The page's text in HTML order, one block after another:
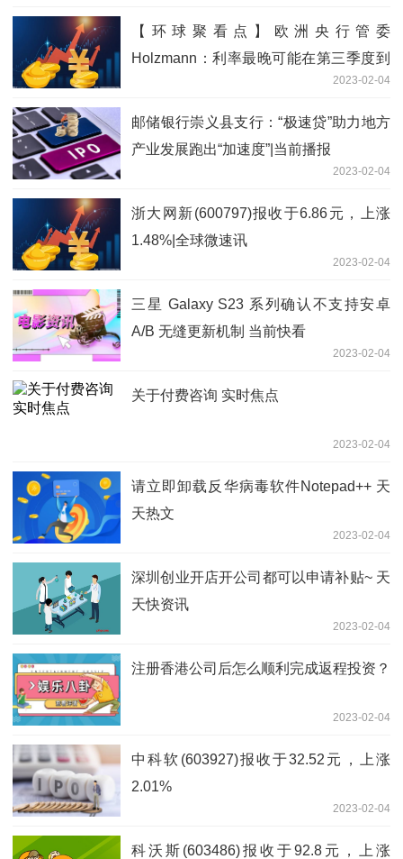
【环球聚看点】欧洲央行管委
Holzmann：利率最晚可能在第三季度到
2023-02-04
邮储银行崇义县支行：“极速贷”助力地方
产业发展跑出“加速度”|当前播报
2023-02-04
浙大网新(600797)报收于6.86元，上涨
1.48%|全球微速讯
2023-02-04
三星 Galaxy S23 系列确认不支持安卓
A/B 无缝更新机制 当前快看
2023-02-04
关于付费咨询 实时焦点
2023-02-04
请立即卸载反华病毒软件Notepad++ 天
天热文
2023-02-04
深圳创业开店开公司都可以申请补贴~ 天
天快资讯
2023-02-04
注册香港公司后怎么顺利完成返程投资？
2023-02-04
中科软(603927)报收于32.52元，上涨
2.01%
2023-02-04
科沃斯(603486)报收于92.8元，上涨